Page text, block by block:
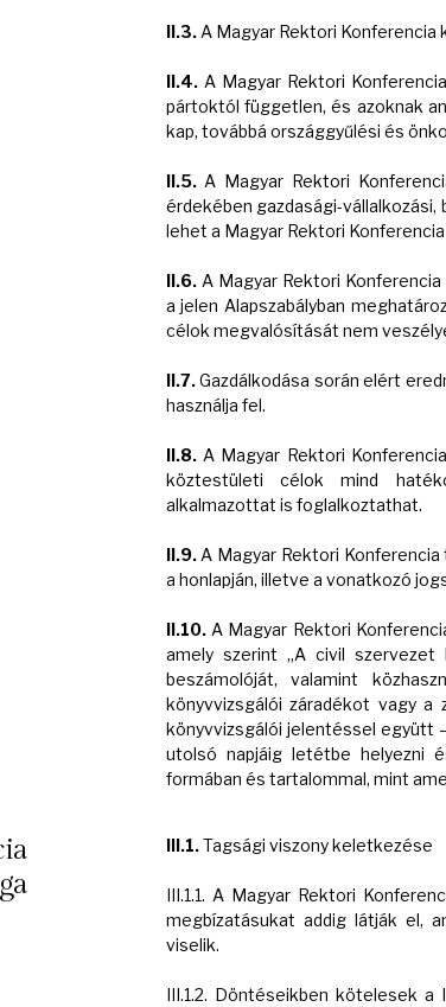
II.3.A Magyar Rektori Konferencia
II.4.A Magyar Rektori
pártoktól független, és azoknak
kap, továbbá országgyűlési és
II.5.A Magyar Rektori
érdekében gazdasági-
lehet a Magyar Rektori
II.6.A Magyar Rektori
a jelen Alapszabályban
célok megvalósítását nem
II.7.Gazdálkodása során elért
használja fel.
II.8.A Magyar Rektori
köztestületi célok mind
alkalmazottat is foglalkoztathat.
II.9.A Magyar Rektori
a honlapján, illetve a vonatkozó
II.10.A Magyar Rektori
amely szerint „A civil
beszámolóját, valamint
könyvvizsgálói záradékot vagy a
könyvvizsgálói jelentéssel együtt
utolsó napjáig letétbe helyezni
formában és tartalommal, mint
III.1.Tagsági viszony keletkezése
III.1.1. A Magyar Rektori
megbízatásukat addig látják el,
viselik.
III.1.2. Döntéseikben kötelesek